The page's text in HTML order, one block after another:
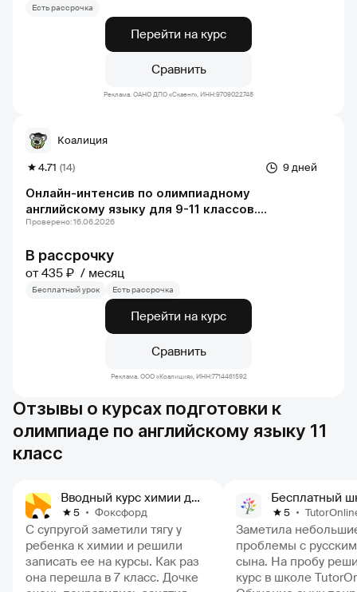
Есть рассрочка
Перейти на курс
Сравнить
Реклама. ОАНО ДПО «Скаенг», ИНН:9709022748
Онлайн-интенсив по олимпиадному
английскому языку для 9-11 классов.
муниципальный этап всош. группа 1
9 дней
4.71 (14)
Коалиция
В рассрочку
от 435 ₽ месяц
Проверено: 16.06.2026
Бесплатный урок Есть рассрочка
Перейти на курс
Сравнить
Реклама. ООО «Коалиция», ИНН:7714461592
Отзывы о курсах подготовки к
олимпиаде по английскому языку 11
класс
Вводный курс химии для 7 класса
5 Фоксфорд
С супругой заметили тягу у
ребенка к химии и решили
записать ее на курсы. Как раз
она перешла в 7 класс. Дочке
5
Заметила
проблемы с
сына. На пробу
курс в школе